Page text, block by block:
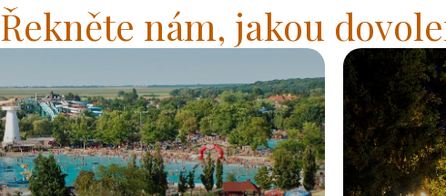
Řekněte nám, jakou